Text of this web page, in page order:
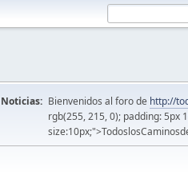
Noticias: Bienvenidos al foro de http://
rgb(255, 215, 0); padding: 5px